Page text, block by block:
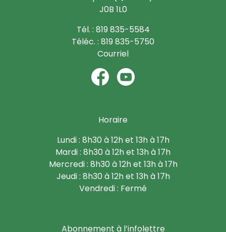
J0B 1L0
Tél. : 819 835-5584
Téléc. : 819 835-5750
Courriel
Horaire
Lundi : 8h30 à 12h et 13h à 17h
Mardi : 8h30 à 12h et 13h à 17h
Mercredi : 8h30 à 12h et 13h à 17h
Jeudi : 8h30 à 12h et 13h à 17h
Vendredi : Fermé
Abonnement à l’infolettre